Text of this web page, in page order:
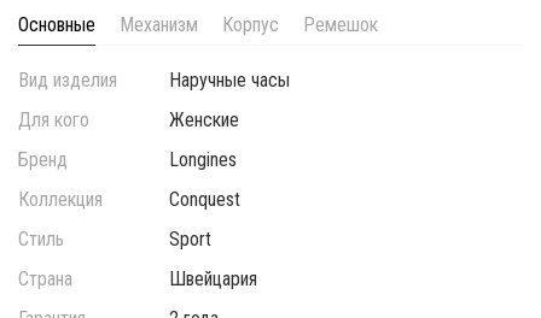
Основные Механизм Корпус Ремешок
Вид изделия
Наручные часы
Для кого
Женские
Бренд
Longines
Коллекция
Conquest
Стиль
Sport
Страна
Швейцария